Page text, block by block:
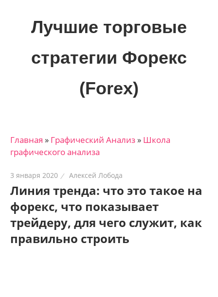
Лучшие торговые
стратегии Форекс
(Forex)
трейдеров
на
рынках:
стратегии,
сигналы,
новости…
Главная » Графический Анализ » Школа
графического анализа
3 января 2020 Алексей Лобода
Линия тренда: что это такое на
форекс, что показывает
трейдеру, для чего служит, как
правильно строить